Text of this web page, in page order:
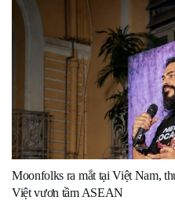
Moonfolks ra mắt tại Việt Nam,
Việt vươn tầm ASEAN